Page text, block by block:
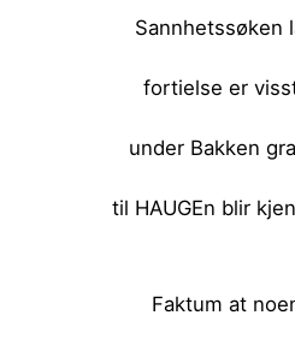
Sannhetssøken
fortielse er
under Bakken
til HAUGEn blir
Faktum at